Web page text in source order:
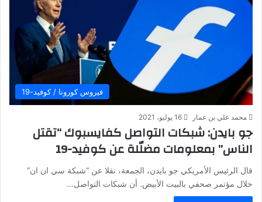
فيروس كورونا / كوفيد-19
محمد علي بن عمار 16 يوليو، 2021
جو بايدن: شبكات التواصل كفايسبوك “تقتل
الناس” بمعلومات مضلّلة عن كوفيد-19
قال الرئيس الأمريكي جو بايدن، الجمعة، نقلا عن “شبكة سي ان ان”
خلال مؤتمر صحفي بالبيت الأبيض. أن شبكات التواصل…